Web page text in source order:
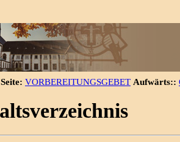
VORBEREITUNGSGEBET Aufwärts::